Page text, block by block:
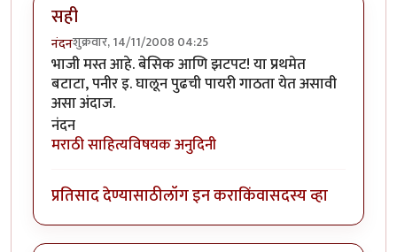
सही
नंदनशुक्रवार, 14/11/2008 04:25
भाजी मस्त आहे. बेसिक आणि झटपट! या प्रथमेत
बटाटा, पनीर इ. घालून पुढची पायरी गाठता येत असावी
असा अंदाज.
नंदन
मराठी साहित्यविषयक अनुदिनी
प्रतिसाद देण्यासाठीलॉग इन कराकिंवासदस्य व्हा